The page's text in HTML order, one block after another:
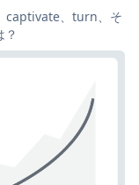
captivate、turn、そ
？